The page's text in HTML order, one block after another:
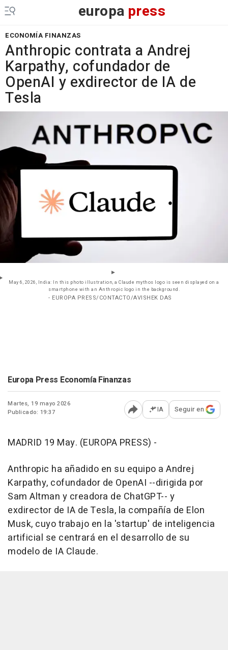
europa press
ECONOMÍA FINANZAS
Anthropic contrata a Andrej
Karpathy, cofundador de
OpenAI y exdirector de IA de
Tesla
May 6, 2026, India: In this photo illustration, a Claude mythos logo is seen displayed on a
smartphone with an Anthropic logo in the background.
- EUROPA PRESS/CONTACTO/AVISHEK DAS
Europa Press Economía Finanzas
Martes, 19 mayo 2026
Publicado: 19:37
Abrir opciones para
IA Seguir en
MADRID 19 May. (EUROPA PRESS) -
Anthropic ha añadido en su equipo a Andrej
Karpathy, cofundador de OpenAI --dirigida por
Sam Altman y creadora de ChatGPT-- y
exdirector de IA de Tesla, la compañía de Elon
Musk, cuyo trabajo en la 'startup' de inteligencia
artificial se centrará en el desarrollo de su
modelo de IA Claude.